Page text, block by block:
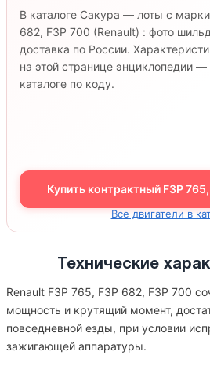
В каталоге Сакура — лоты с
682, F3P 700 (Renault) : фото
доставка по России.
на этой странице энциклопедии —
каталоге по коду.
Купить контрактный F3P
Все двигатели в
Технические
Renault F3P 765, F3P 682, F3P 700
мощность и крутящий момент,
повседневной езды, при условии
зажигающей аппаратуры.